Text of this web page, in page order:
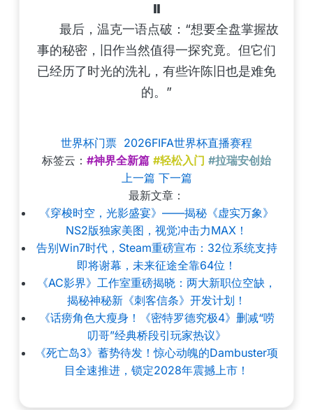
⏸️
最后，温克一语点破：“想要全盘掌握故
事的秘密，旧作当然值得一探究竟。但它们
已经历了时光的洗礼，有些许陈旧也是难免
的。”
世界杯门票 2026FIFA世界杯直播赛程
标签云： #神界全新篇 #轻松入门 #拉瑞安创始
上一篇 下一篇
最新文章：
《穿梭时空，光影盛宴》——揭秘《虚实万象》
NS2版独家美图，视觉冲击力MAX！
告别Win7时代，Steam重磅宣布：32位系统支持
即将谢幕，未来征途全靠64位！
《AC影界》工作室重磅揭晓：两大新职位空缺，
揭秘神秘新《刺客信条》开发计划！
《话痨角色大瘦身！《密特罗德究极4》删减“唠
叨哥”经典桥段引玩家热议》
《死亡岛3》蓄势待发！惊心动魄的Dambuster项
目全速推进，锁定2028年震撼上市！